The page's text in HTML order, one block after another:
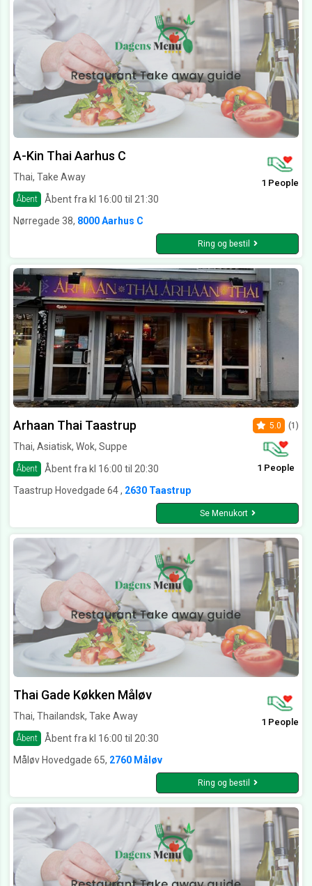
A-Kin Thai Aarhus C
Thai, Take Away
Åbent Åbent fra kl 16:00 til 21:30
1 People
Nørregade 38, 8000 Aarhus C
Ring og bestil
Arhaan Thai Taastrup
Thai, Asiatisk, Wok, Suppe
Åbent Åbent fra kl 16:00 til 20:30
5.0 (1)
1 People
Taastrup Hovedgade 64 , 2630 Taastrup
Se Menukort
Thai Gade Køkken Måløv
Thai, Thailandsk, Take Away
Åbent Åbent fra kl 16:00 til 20:30
1 People
Måløv Hovedgade 65, 2760 Måløv
Ring og bestil